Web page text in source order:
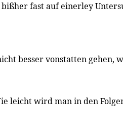
fast auf einerley
besser vonstatten gehen,
leicht wird man in den